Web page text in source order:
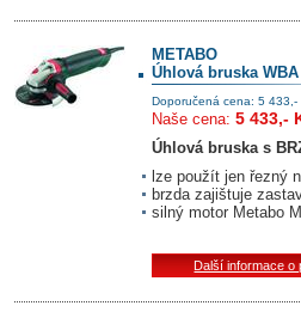
METABO
Úhlová bruska WBA
Doporučená cena: 5 433,-
Naše cena: 5 433,-
Úhlová bruska s
lze použít jen řezný
brzda zajištuje
silný motor Metabo
Další informace o